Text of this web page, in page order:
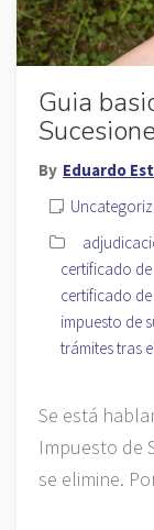
Guia
By Eduardo
certificado
certificado
impuesto de
trámites tras
Se está
Impuesto de
se elimine.